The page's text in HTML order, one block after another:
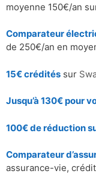
moyenne 150€/an
Comparateur
de 250€/an en
15€ crédités sur
Jusqu’à 130€ pour
100€ de réduction
Comparateur
assurance-vie,